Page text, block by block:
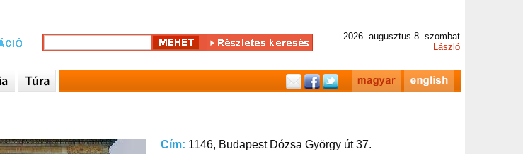
2026. augusztus 8. szombat
László
Cím: 1146, Budapest Dózsa György út 37.